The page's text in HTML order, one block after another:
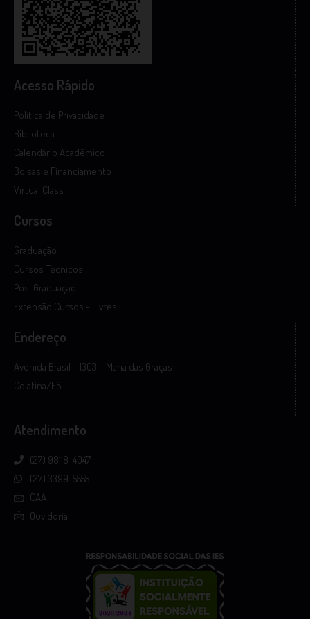
Acesso Rápido
Política de Privacidade
Biblioteca
Calendário Acadêmico
Bolsas e Financiamento
Virtual Class
Cursos
Graduação
Cursos Técnicos
Pós-Graduação
Extensão Cursos - Livres
Endereço
Avenida Brasil – 1303 – Maria das Graças
Colatina/ES
Atendimento
(27) 98118-4047
(27) 3399-5555
CAA
Ouvidoria